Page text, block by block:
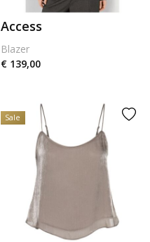
Access
Blazer
€ 139,00
Sale